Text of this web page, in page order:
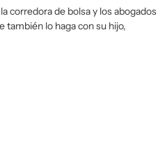
corredora de bolsa y los abogados
también lo haga con su hijo,